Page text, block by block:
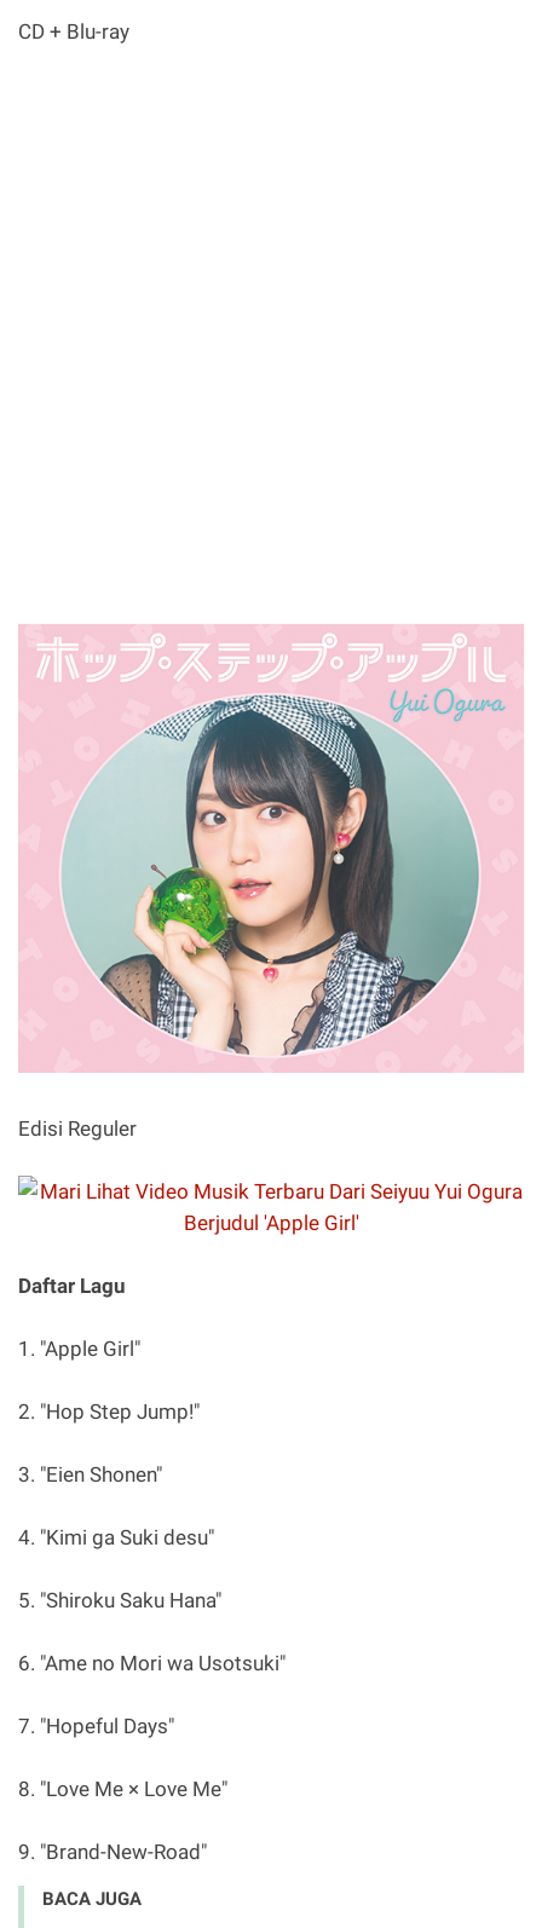
CD + Blu-ray
Edisi Reguler
Daftar Lagu
1. "Apple Girl"
2. "Hop Step Jump!"
3. "Eien Shonen"
4. "Kimi ga Suki desu"
5. "Shiroku Saku Hana"
6. "Ame no Mori wa Usotsuki"
7. "Hopeful Days"
8. "Love Me × Love Me"
9. "Brand-New-Road"
BACA JUGA